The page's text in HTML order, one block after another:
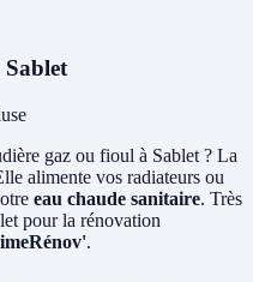
gaz ou fioul à Sablet ? La
alimente vos radiateurs ou
eau chaude sanitaire. Très
pour la rénovation
.